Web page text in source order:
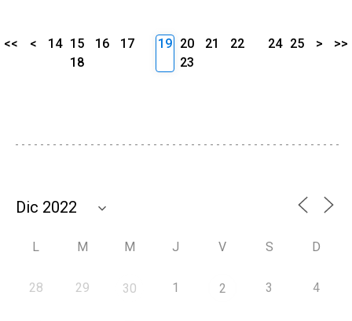
<< < 14 15 16
17
18
19 20 21
22
23
24 25 > >>
L M M J V S D
28 29 30 1 2 3 4